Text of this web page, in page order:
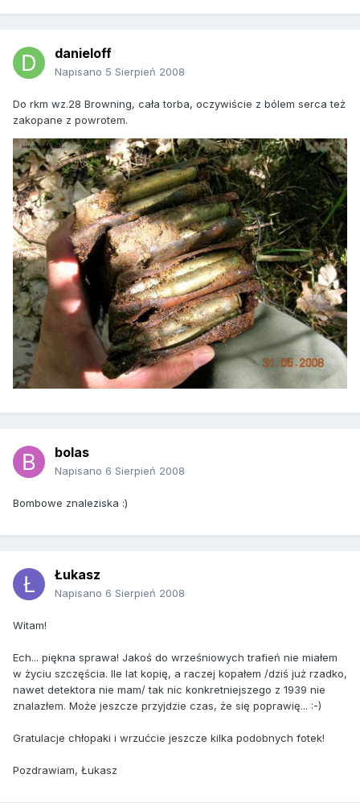
danieloff
Napisano 5 Sierpień 2008
Do rkm wz.28 Browning, cała torba, oczywiście z bólem serca też
zakopane z powrotem.
bolas
Napisano 6 Sierpień 2008
Bombowe znaleziska :)
Łukasz
Napisano 6 Sierpień 2008
Witam!
Ech... piękna sprawa! Jakoś do wrześniowych trafień nie miałem
w życiu szczęścia. Ile lat kopię, a raczej kopałem /dziś już rzadko,
nawet detektora nie mam/ tak nic konkretniejszego z 1939 nie
znalazłem. Może jeszcze przyjdzie czas, że się poprawię... :-)
Gratulacje chłopaki i wrzućcie jeszcze kilka podobnych fotek!
Pozdrawiam, Łukasz